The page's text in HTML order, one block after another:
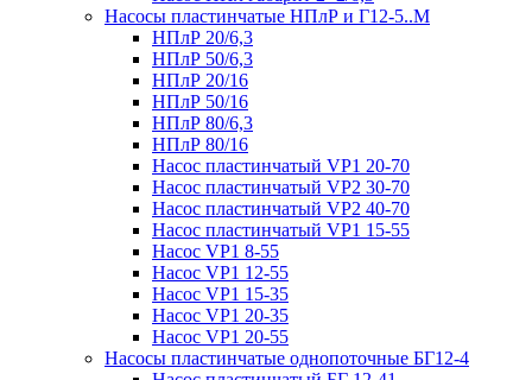
Насосы пластинчатые НПлР и Г12-5..М
НПлР 20/6,3
НПлР 50/6,3
НПлР 20/16
НПлР 50/16
НПлР 80/6,3
НПлР 80/16
Насос пластинчатый VP1 20-70
Насос пластинчатый VP2 30-70
Насос пластинчатый VP2 40-70
Насос пластинчатый VP1 15-55
Насос VP1 8-55
Насос VP1 12-55
Насос VP1 15-35
Насос VP1 20-35
Насос VP1 20-55
Насосы пластинчатые однопоточные БГ12-4